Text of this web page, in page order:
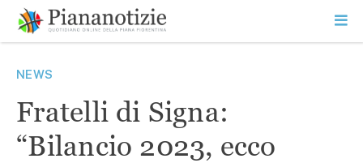
contenuto
SEARCH
NEWS
Fratelli di Signa:
“Bilancio 2023, ecco